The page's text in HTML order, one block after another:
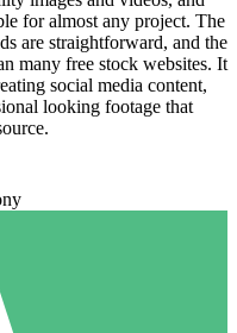
for almost any project. The
are straightforward, and the
many free stock websites. It
social media content,
looking footage that